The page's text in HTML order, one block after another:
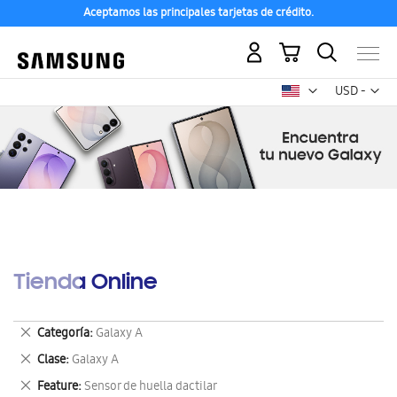
Aceptamos las principales tarjetas de crédito.
USD -
dólar
Mi carrito
Tienda Online
Categoría Galaxy A
Eliminar
este
artículo
Clase Galaxy A
Eliminar
este
Feature Sensor de huella dactilar
Eliminar